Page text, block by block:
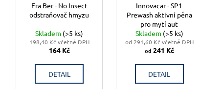
Fra Ber - No Insect
odstraňovač hmyzu
Skladem (>5 ks)
198,40 Kč včetně DPH
164 Kč
DETAIL
Innovacar - SP1
Prewash aktivní pěna
pro mytí aut
Skladem (>5 ks)
od 291,60 Kč včetně DPH
od 241 Kč
DETAIL